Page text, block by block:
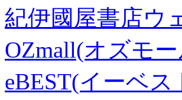
紀伊國屋書店ウ
OZmall(オズモ
eBEST(イーベス